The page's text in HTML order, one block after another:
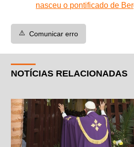
nasceu o pontificado de
⚠️ Comunicar erro
NOTÍCIAS RELACIONADAS